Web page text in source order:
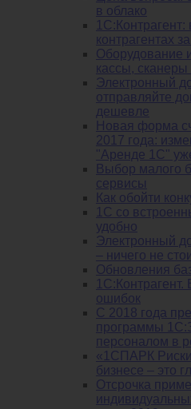
в облако
контрагентах
Оборудование
кассы, сканеры
Электронный
отправляйте
дешевле
Новая форма
2017 года:
"Аренде 1С"
Выбор малого
сервисы
Как обойти
1C со
удобно
Электронный
– ничего не
Обновления
1С:Контрагент.
ошибок
С 2018 года
программы
персоналом в
«1СПАРК
бизнесе – это
Отсрочка